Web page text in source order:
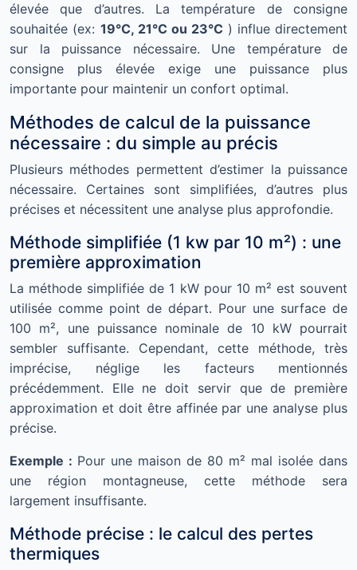
élevée que d’autres. La température de consigne
souhaitée (ex: 19°C, 21°C ou 23°C ) influe directement
sur la puissance nécessaire. Une température de
consigne plus élevée exige une puissance plus
importante pour maintenir un confort optimal.
Méthodes de calcul de la puissance
nécessaire : du simple au précis
Plusieurs méthodes permettent d’estimer la puissance
nécessaire. Certaines sont simplifiées, d’autres plus
précises et nécessitent une analyse plus approfondie.
Méthode simplifiée (1 kw par 10 m²) : une
première approximation
La méthode simplifiée de 1 kW pour 10 m² est souvent
utilisée comme point de départ. Pour une surface de
100 m², une puissance nominale de 10 kW pourrait
sembler suffisante. Cependant, cette méthode, très
imprécise, néglige les facteurs mentionnés
précédemment. Elle ne doit servir que de première
approximation et doit être affinée par une analyse plus
précise.
Exemple : Pour une maison de 80 m² mal isolée dans
une région montagneuse, cette méthode sera
largement insuffisante.
Méthode précise : le calcul des pertes
thermiques